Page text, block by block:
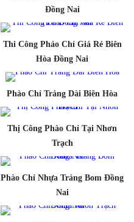
Đồng Nai
Thi Công Phảo Chỉ Giá Rẻ Biên
Hòa Đồng Nai
Phào Chỉ Trảng Dài Biên Hòa
Thị Công Phào Chỉ Tại Nhơn
Trạch
Phào Chỉ Nhựa Trảng Bom Đồng
Nai